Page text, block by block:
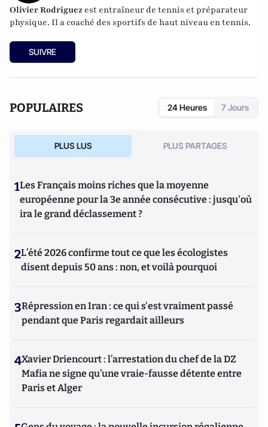
Olivier Rodriguez est entraîneur de tennis et préparateur
physique. Il a coaché des sportifs de haut niveau en tennis.
SUIVRE
POPULAIRES 24 Heures 7 Jours
PLUS LUS PLUS PARTAGES
1Les Français moins riches que la moyenne
européenne pour la 3e année consécutive : jusqu'où
ira le grand déclassement ?
2L’été 2026 confirme tout ce que les écologistes
disent depuis 50 ans : non, et voilà pourquoi
3Répression en Iran : ce qui s'est vraiment passé
pendant que Paris regardait ailleurs
4Xavier Driencourt : l’arrestation du chef de la DZ
Mafia ne signe qu’une vraie-fausse détente entre
Paris et Alger